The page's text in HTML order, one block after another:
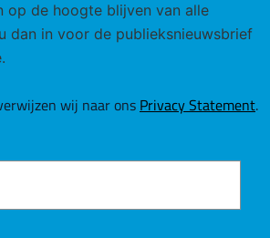
op de hoogte blijven van alle
dan in voor de publieksnieuwsbrief
wij naar ons Privacy Statement.